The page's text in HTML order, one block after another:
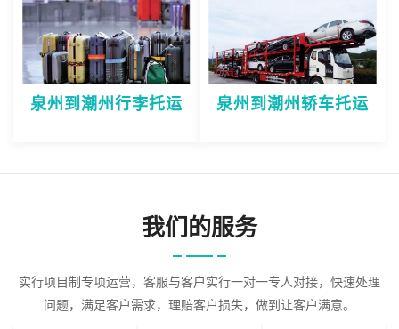
泉州到潮州行李托运 泉州到潮州轿车托运
我们的服务
实行项目制专项运营，客服与客户实行一对一专人对接，快速处理
问题，满足客户需求，理赔客户损失，做到让客户满意。